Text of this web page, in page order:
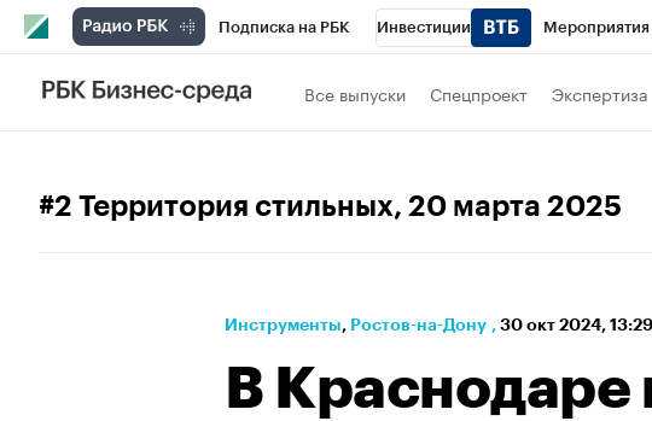
Подписка на РБК Инвестиции Мероприятия
Телеканал Все выпуски Спецпроект Экспертиза
#2 Территория стильных, 20 марта 2025
Инструменты⁠, Ростов-на-Дону , 30 окт 2024, 13:29
В